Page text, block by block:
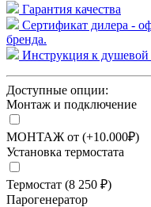
Гарантия качества
Сертификат дилера -
бренда.
Инструкция к
Доступные опции:
Монтаж и подключение
МОНТАЖ от (+10.000₽)
Установка термостата
Термостат (8 250 ₽)
Парогенератор